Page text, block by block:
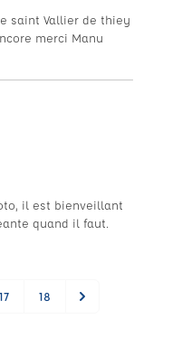
saint Vallier de thiey
merci Manu
il est bienveillant
quand il faut.
17 18